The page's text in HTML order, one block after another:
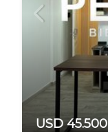
USD 45.500